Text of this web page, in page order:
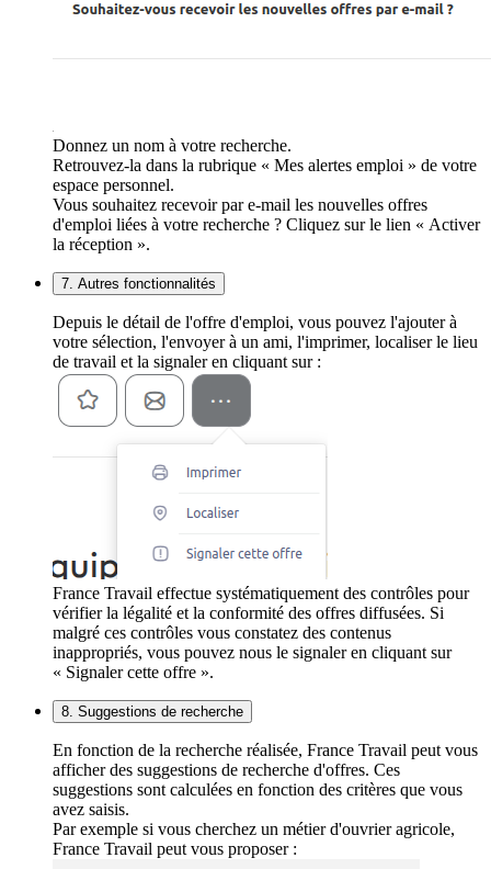
Donnez un nom à votre recherche.
Retrouvez-la dans la rubrique « Mes alertes emploi » de votre
espace personnel.
Vous souhaitez recevoir par e-mail les nouvelles offres
d'emploi liées à votre recherche ? Cliquez sur le lien « Activer
la réception ».
7. Autres fonctionnalités
Depuis le détail de l'offre d'emploi, vous pouvez l'ajouter à
votre sélection, l'envoyer à un ami, l'imprimer, localiser le lieu
de travail et la signaler en cliquant sur :
France Travail effectue systématiquement des contrôles pour
vérifier la légalité et la conformité des offres diffusées. Si
malgré ces contrôles vous constatez des contenus
inappropriés, vous pouvez nous le signaler en cliquant sur
« Signaler cette offre ».
8. Suggestions de recherche
En fonction de la recherche réalisée, France Travail peut vous
afficher des suggestions de recherche d'offres. Ces
suggestions sont calculées en fonction des critères que vous
avez saisis.
Par exemple si vous cherchez un métier d'ouvrier agricole,
France Travail peut vous proposer :